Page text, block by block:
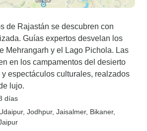
de Rajastán se descubren con
Guías expertos desvelan los
Mehrangarh y el Lago Pichola. Las
en los campamentos del desierto
espectáculos culturales, realzados
lujo.
días
, Jodhpur, Jaisalmer, Bikaner,